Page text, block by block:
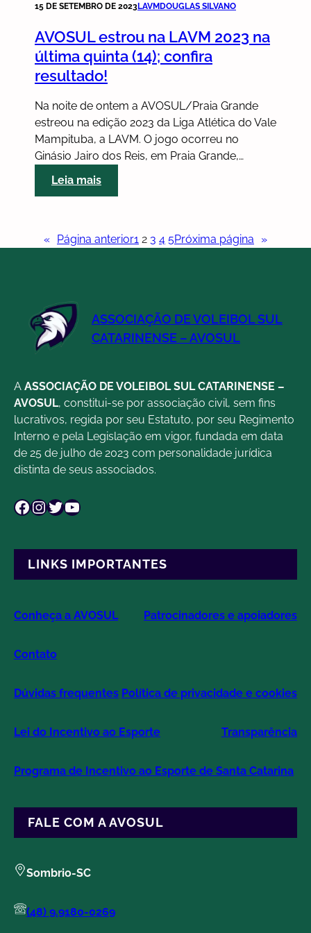
15 DE SETEMBRO DE 2023LAVMDOUGLAS SILVANO
AVOSUL estrou na LAVM 2023 na
última quinta (14); confira
resultado!
Na noite de ontem a AVOSUL/Praia Grande
estreou na edição 2023 da Liga Atlética do Vale
Mampituba, a LAVM. O jogo ocorreu no
Ginásio Jairo dos Reis, em Praia Grande,…
Leia mais:
AVOSUL
LAVM
quinta
(14);
confira
« Página anterior1 2 3 4 5Próxima página »
ASSOCIAÇÃO DE VOLEIBOL SUL
CATARINENSE – AVOSUL
A ASSOCIAÇÃO DE VOLEIBOL SUL CATARINENSE –
AVOSUL, constitui-se por associação civil, sem fins
lucrativos, regida por seu Estatuto, por seu Regimento
Interno e pela Legislação em vigor, fundada em data
de 25 de julho de 2023 com personalidade jurídica
distinta de seus associados.
Facebook InstagramTwitter Youtube
LINKS IMPORTANTES
Conheça a AVOSUL Patrocinadores e apoiadores
Contato
Dúvidas frequentes Política de privacidade e cookies
Lei do Incentivo ao Esporte Transparência
Programa de Incentivo ao Esporte de Santa Catarina
FALE COM A AVOSUL
Sombrio-SC
(48) 9.9180-0269